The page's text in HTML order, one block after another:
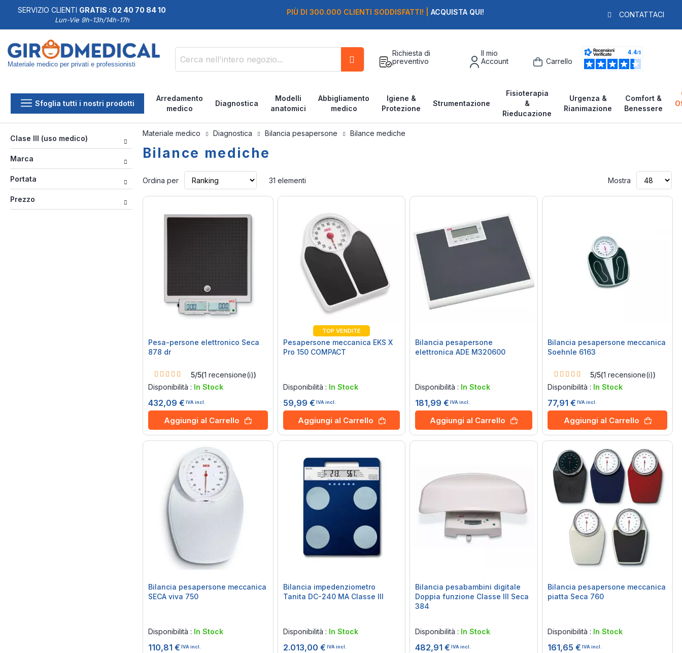
SERVIZIO CLIENTI GRATIS : 02 40 70 84 10
Lun-Vie 9h-13h/14h-17h
O RIMBORSATI PIÙ DI 300.000 CLIENTI SODDISFATTI! | ACQUISTA QUI! PAGA IN 3X
CONTATTACI
Materiale medico per privati e professionisti
Richiesta di
preventivo
Il mio
Account
Carrello
Sfoglia tutti i nostri prodotti
Arredamento
medico
Diagnostica
Modelli
anatomici
Abbigliamento
medico
Igiene &
Protezione
Strumentazione
Fisioterapia
&
Rieducazione
Urgenza &
Rianimazione
Comfort &
Benessere
Materiale medico Diagnostica Bilancia pesapersone Bilance mediche
Bilance mediche
Ordina per
direzione
31 elementi Mostra
Pesa-persone elettronico Seca
878 dr
Rating:
5/5(1 recensione(i))
Disponibilità : In Stock
432,09 € IVA incl.
Aggiungi al Carrello
TOP VENDITE
Pesapersone meccanica EKS X
Pro 150 COMPACT
Disponibilità : In Stock
59,99 € IVA incl.
Aggiungi al Carrello
Bilancia pesapersone
elettronica ADE M320600
Disponibilità : In Stock
181,99 € IVA incl.
Aggiungi al Carrello
Bilancia pesapersone meccanica
Soehnle 6163
Rating:
5/5(1 recensione(i))
Disponibilità : In Stock
77,91 € IVA incl.
Aggiungi al Carrello
Bilancia pesapersone meccanica
SECA viva 750
Disponibilità : In Stock
110,81 € IVA incl.
Bilancia impedenziometro
Tanita DC-240 MA Classe III
Disponibilità : In Stock
2.013,00 € IVA incl.
Bilancia pesabambini digitale
Doppia funzione Classe III Seca
384
Disponibilità : In Stock
482,91 € IVA incl.
Bilancia pesapersone meccanica
piatta Seca 760
Disponibilità : In Stock
161,65 € IVA incl.
Clase III (uso medico)
Marca
Portata
Prezzo